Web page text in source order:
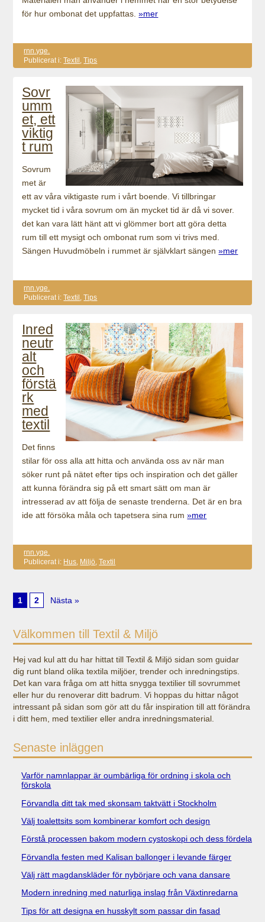
för hur ombonat det uppfattas.»mer
rnn.yqe.
Publicerat i:Textil ,Tips
Sovr
umm
et, ett
viktig
t rum
Sovrum
met är
ett av våra viktigaste rum i vårt boende. Vi tillbringar
mycket tid i våra sovrum om än mycket tid är då vi sover.
det kan vara lätt hänt att vi glömmer bort att göra detta
rum till ett mysigt och ombonat rum som vi trivs med.
Sängen Huvudmöbeln i rummet är självklart sängen»mer
rnn.yqe.
Publicerat i:Textil ,Tips
Inred
neutr
alt
och
förstä
rk
med
textil
Det finns
stilar för oss alla att hitta och använda oss av när man
söker runt på nätet efter tips och inspiration och det gäller
att kunna förändra sig på ett smart sätt om man är
intresserad av att följa de senaste trenderna. Det är en bra
ide att försöka måla och tapetsera sina rum»mer
rnn.yqe.
Publicerat i: Hus Miljö Textil
1 2 Nästa »
Välkommen till Textil & Miljö
Hej vad kul att du har hittat till Textil & Miljö sidan som guidar
dig runt bland olika textila miljöer, trender och inredningstips.
Det kan vara fråga om att hitta snygga textilier till sovrummet
eller hur du renoverar ditt badrum. Vi hoppas du hittar något
intressant på sidan som gör att du får inspiration till att förändra
i ditt hem, med textilier eller andra inredningsmaterial.
Senaste inläggen
Varför namnlappar är oumbärliga för ordning i skola och
förskola
Förvandla ditt tak med skonsam taktvätt i Stockholm
Välj toalettsits som kombinerar komfort och design
Förstå processen bakom modern cystoskopi och dess fördelar
Förvandla festen med Kalisan ballonger i levande färger
Välj rätt magdanskläder för nybörjare och vana dansare
Modern inredning med naturliga inslag från Växtinredarna
Tips för att designa en husskylt som passar din fasad